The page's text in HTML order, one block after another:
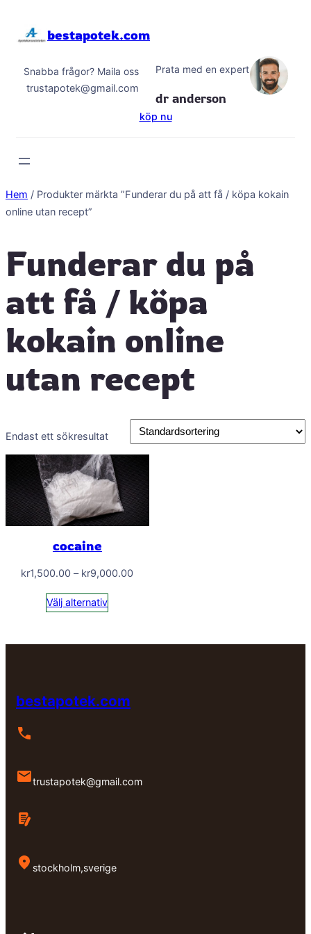
bestapotek.com
Snabba frågor? Maila oss
trustapotek@gmail.com
Prata med en expert
dr anderson
köp nu
Hem / Produkter märkta ”Funderar du på att få / köpa kokain
online utan recept”
Funderar du på
att få / köpa
kokain online
utan recept
Endast ett sökresultat
cocaine
kr1,500.00 – kr9,000.00Prisintervall:
Välj alternativ
bestapotek.com
trustapotek@gmail.com
stockholm,sverige